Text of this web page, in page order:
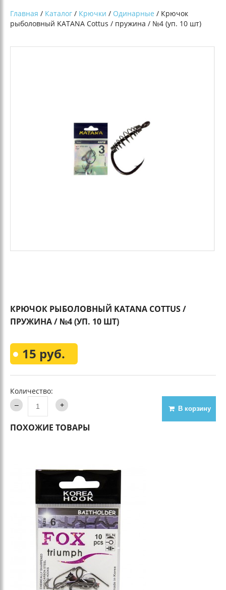
Главная / Каталог / Крючки / Одинарные / Крючок
рыболовный KATANA Cottus / пружина / №4 (уп. 10 шт)
КРЮЧОК РЫБОЛОВНЫЙ KATANA COTTUS /
ПРУЖИНА / №4 (УП. 10 ШТ)
15 руб.
Количество:
В корзину
ПОХОЖИЕ ТОВАРЫ